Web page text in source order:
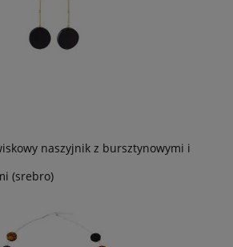
naszyjnik z bursztynowymi i
(srebro)